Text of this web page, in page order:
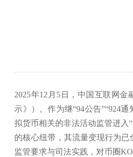
2025年12月5日，中国互联网
示》）。作为继“94公告”“924
拟货币相关的非法活动监管进入
的核心纽带，其流量变现行为已
监管要求与司法实践，对币圈